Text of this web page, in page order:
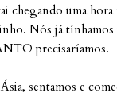
uma hora
Nós já tínhamos
precisaríamos.
sentamos e